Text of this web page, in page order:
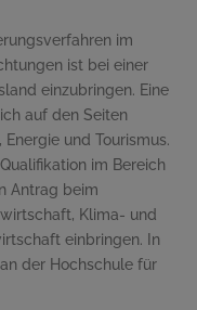
im
ist bei einer
einzubringen. Eine
auf den Seiten
und Tourismus.
im Bereich
Antrag beim
Klima- und
einbringen. In
der Hochschule für